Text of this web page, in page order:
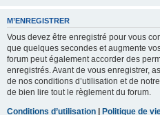
M’ENREGISTRER
Vous devez être enregistré pour vous
que quelques secondes et augmente
forum peut également accorder des
enregistrés. Avant de vous enregistrer,
de nos conditions d’utilisation et de
de bien lire tout le règlement du forum.
Conditions d’utilisation | Politique de